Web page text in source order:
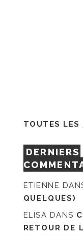
TOUTES LES
DERNIERS
ETIENNE
QUELQUES)
ELISA DANS
RETOUR DE